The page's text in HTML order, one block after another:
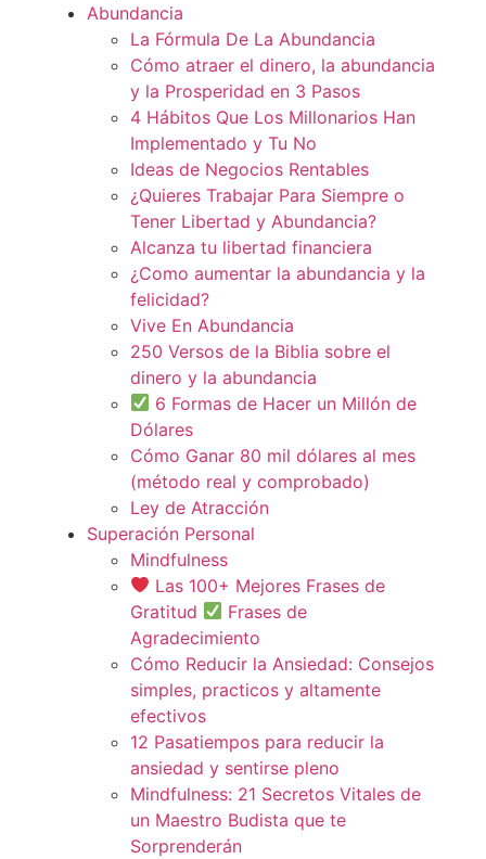
Abundancia
La Fórmula De La Abundancia
Cómo atraer el dinero, la abundancia
y la Prosperidad en 3 Pasos
4 Hábitos Que Los Millonarios Han
Implementado y Tu No
Ideas de Negocios Rentables
¿Quieres Trabajar Para Siempre o
Tener Libertad y Abundancia?
Alcanza tu libertad financiera
¿Como aumentar la abundancia y la
felicidad?
Vive En Abundancia
250 Versos de la Biblia sobre el
dinero y la abundancia
6 Formas de Hacer un Millón de
Dólares
Cómo Ganar 80 mil dólares al mes
(método real y comprobado)
Ley de Atracción
Superación Personal
Mindfulness
Las 100+ Mejores Frases de
Gratitud
Frases de
Agradecimiento
Cómo Reducir la Ansiedad: Consejos
simples, practicos y altamente
efectivos
12 Pasatiempos para reducir la
ansiedad y sentirse pleno
Mindfulness: 21 Secretos Vitales de
un Maestro Budista que te
Sorprenderán